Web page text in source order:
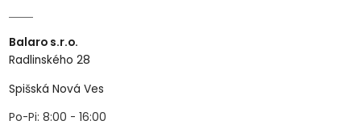
Balaro s.r.o.
Radlinského 28
Spišská Nová Ves
Po-Pi: 8:00 - 16:00